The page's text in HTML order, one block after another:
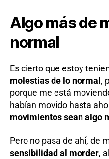
Algo más de
normal
Es cierto que estoy
molestias de lo normal ,
porque me está
habían movido hasta
movimientos sean algo
Pero no pasa de ahí, de
sensibilidad al morder,